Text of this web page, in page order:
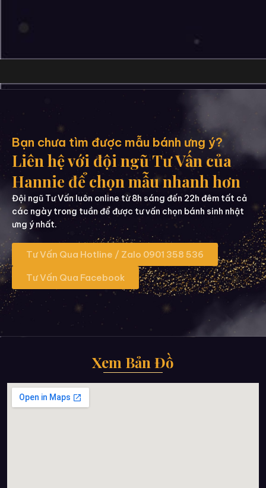
Bạn chưa tìm được mẫu bánh ưng ý?
Liên hệ với đội ngũ Tư Vấn của
Hannie để chọn mẫu nhanh hơn
Đội ngũ Tư Vấn luôn online từ 8h sáng đến 22h đêm tất cả
các ngày trong tuần để được tư vấn chọn bánh sinh nhật
ưng ý nhất.
Tư Vấn Qua Hotline / Zalo 0901 358 536
Tư Vấn Qua Facebook
Xem Bản Đồ